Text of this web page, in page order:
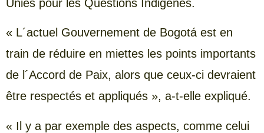
Unies pour les Questions Indigènes.
« L´actuel Gouvernement de Bogotá est en
train de réduire en miettes les points importants
de l´Accord de Paix, alors que ceux-ci devraient
être respectés et appliqués », a-t-elle expliqué.
« Il y a par exemple des aspects, comme celui